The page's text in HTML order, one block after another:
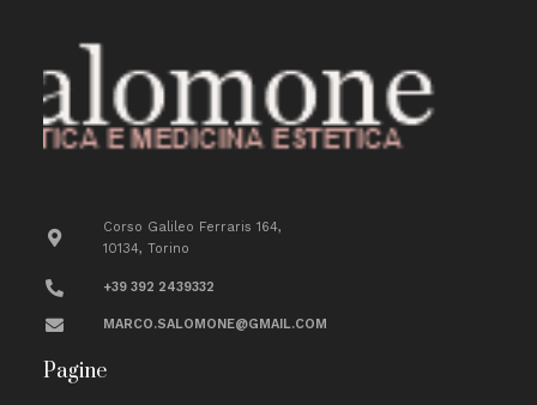
Corso Galileo Ferraris 164,
10134, Torino
+39 392 2439332
MARCO.SALOMONE@GMAIL.COM
Pagine